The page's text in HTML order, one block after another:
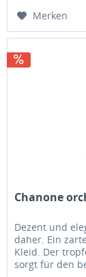
Merken
Chanone
Dezent und
daher. Ein
Kleid. Der
sorgt für den